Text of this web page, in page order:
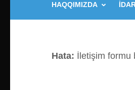
HAQQIMIZDA
Hata: İletişim formu